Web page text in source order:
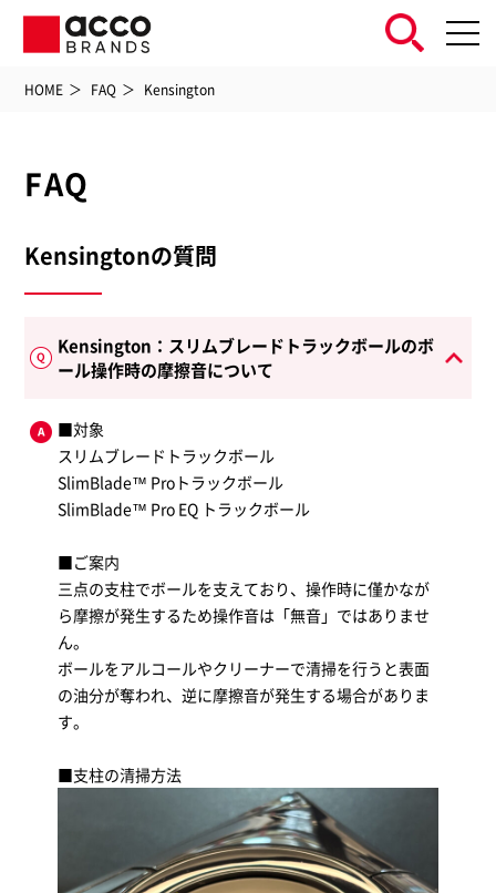
HOME FAQ Kensington
FAQ
Kensingtonの質問
Kensington：スリムブレードトラックボールのボ
ール操作時の摩擦音について
■対象
スリムブレードトラックボール
SlimBlade™ Proトラックボール
SlimBlade™ Pro EQ トラックボール
■ご案内
三点の支柱でボールを支えており、操作時に僅かなが
ら摩擦が発生するため操作音は「無音」ではありませ
ん。
ボールをアルコールやクリーナーで清掃を行うと表面
の油分が奪われ、逆に摩擦音が発生する場合がありま
す。
■支柱の清掃方法